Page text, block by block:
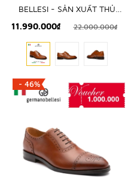
BELLESI - SẢN XUẤT THỦ
CÔNG TẠI ITALY
11.990.000₫ 22.000.000₫
- 46%